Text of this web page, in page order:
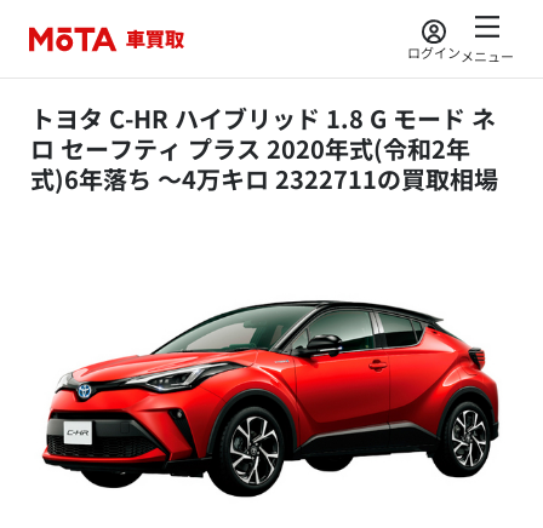
ログインメニュー
トヨタ C-HR ハイブリッド 1.8 G モード ネ
ロ セーフティ プラス 2020年式(令和2年
式)6年落ち ～4万キロ 2322711の買取相場